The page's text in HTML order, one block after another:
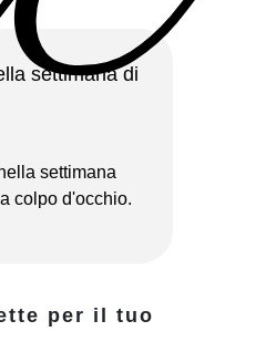
settimana di
settimana
colpo d'occhio.
per il tuo